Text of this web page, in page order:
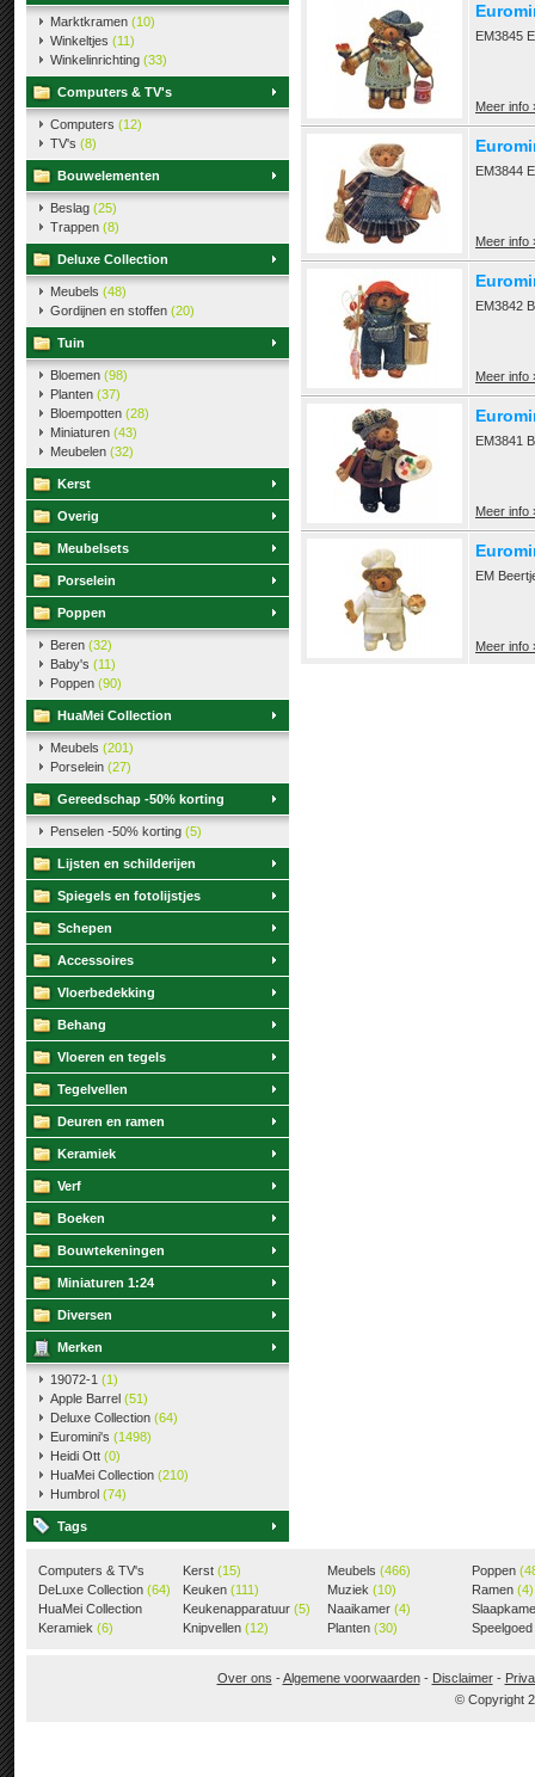
Marktkramen (10)
Winkeltjes (11)
Winkelinrichting (33)
Computers & TV's
Computers (12)
TV's (8)
Bouwelementen
Beslag (25)
Trappen (8)
Deluxe Collection
Meubels (48)
Gordijnen en stoffen (20)
Tuin
Bloemen (98)
Planten (37)
Bloempotten (28)
Miniaturen (43)
Meubelen (32)
Kerst
Overig
Meubelsets
Porselein
Poppen
Beren (32)
Baby's (11)
Poppen (90)
HuaMei Collection
Meubels (201)
Porselein (27)
Gereedschap -50% korting
Penselen -50% korting (5)
Lijsten en schilderijen
Spiegels en fotolijstjes
Schepen
Accessoires
Vloerbedekking
Behang
Vloeren en tegels
Tegelvellen
Deuren en ramen
Keramiek
Verf
Boeken
Bouwtekeningen
Miniaturen 1:24
Diversen
Merken
19072-1 (1)
Apple Barrel (51)
Deluxe Collection (64)
Euromini's (1498)
Heidi Ott (0)
HuaMei Collection (210)
Humbrol (74)
Tags
EM3845
Meer info
EM3844
Meer info
EM3842
Meer info
EM3841
Meer info
EM
Meer info
Computers & TV's
(18)
DeLuxe Collection (64)
HuaMei Collection
(205)
Keramiek (6)
Kerst (15)
Keuken (111)
Keukenapparatuur (5)
Knipvellen (12)
Meubels (466)
Muziek (10)
Naaikamer (4)
Planten (30)
Poppen
Ramen (4)
Speelgoed
Over ons -Algemene voorwaarden- Disclaimer-
© Copyright